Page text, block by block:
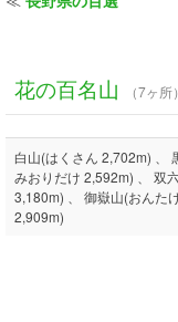
花の百名山 （7ヶ所）
白山(はくさん 2,702m) 、 黒部五郎岳(くろべごろうだけ 2,840m) 、 弓折岳(ゆ
みおりだけ 2,592m) 、 双六岳(すごろくだけ 2,860m) 、 槍ヶ岳(やりがたけ
3,180m) 、 御嶽山(おんたけさん 3,067m) 、 西穂高岳(にしほたかだけ
2,909m)